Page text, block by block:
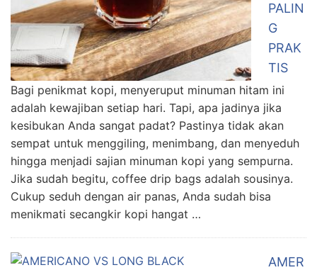
PALIN
G
PRAK
TIS
Bagi penikmat kopi, menyeruput minuman hitam ini
adalah kewajiban setiap hari. Tapi, apa jadinya jika
kesibukan Anda sangat padat? Pastinya tidak akan
sempat untuk menggiling, menimbang, dan menyeduh
hingga menjadi sajian minuman kopi yang sempurna.
Jika sudah begitu, coffee drip bags adalah sousinya.
Cukup seduh dengan air panas, Anda sudah bisa
menikmati secangkir kopi hangat …
AMER